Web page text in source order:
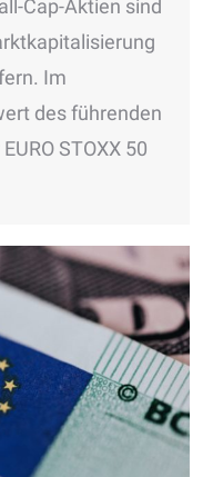
Cap-Aktien sind
Im
des führenden
STOXX 50